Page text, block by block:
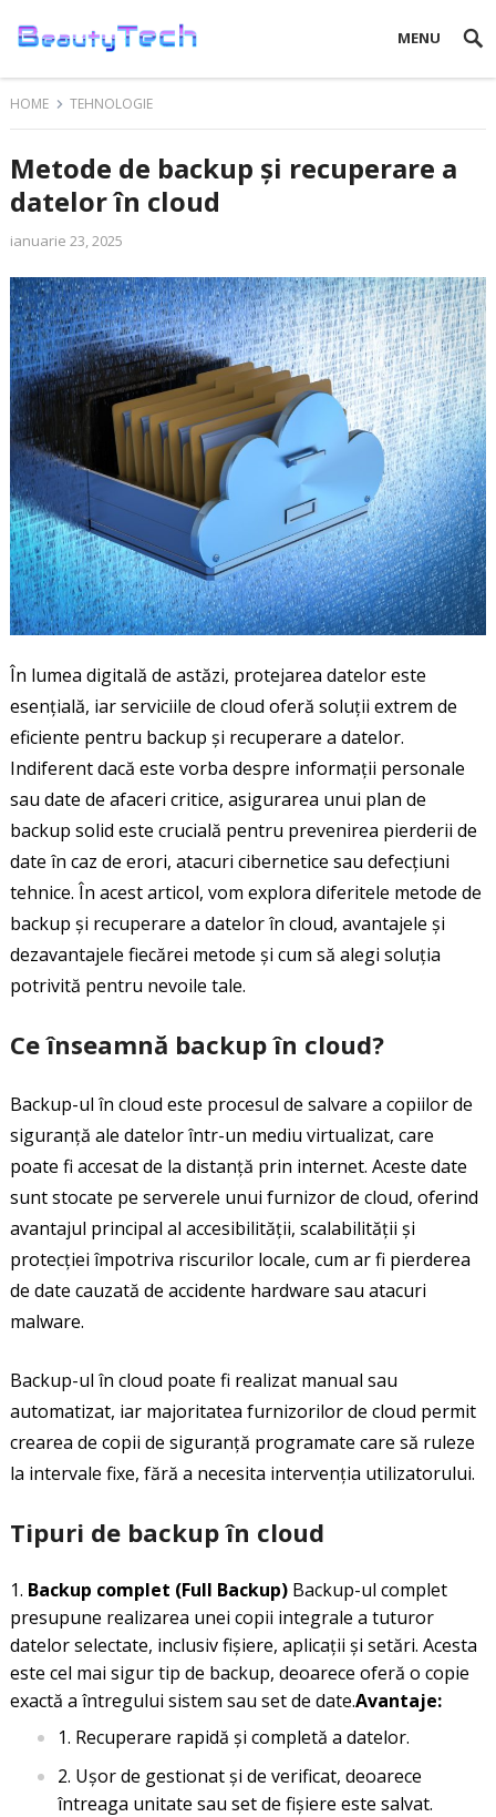
MENU
HOME TEHNOLOGIE
Metode de backup și recuperare a
datelor în cloud
ianuarie 23, 2025
În lumea digitală de astăzi, protejarea datelor este
esențială, iar serviciile de cloud oferă soluții extrem de
eficiente pentru backup și recuperare a datelor.
Indiferent dacă este vorba despre informații personale
sau date de afaceri critice, asigurarea unui plan de
backup solid este crucială pentru prevenirea pierderii de
date în caz de erori, atacuri cibernetice sau defecțiuni
tehnice. În acest articol, vom explora diferitele metode de
backup și recuperare a datelor în cloud, avantajele și
dezavantajele fiecărei metode și cum să alegi soluția
potrivită pentru nevoile tale.
Ce înseamnă backup în cloud?
Backup-ul în cloud este procesul de salvare a copiilor de
siguranță ale datelor într-un mediu virtualizat, care
poate fi accesat de la distanță prin internet. Aceste date
sunt stocate pe serverele unui furnizor de cloud, oferind
avantajul principal al accesibilității, scalabilității și
protecției împotriva riscurilor locale, cum ar fi pierderea
de date cauzată de accidente hardware sau atacuri
malware.
Backup-ul în cloud poate fi realizat manual sau
automatizat, iar majoritatea furnizorilor de cloud permit
crearea de copii de siguranță programate care să ruleze
la intervale fixe, fără a necesita intervenția utilizatorului.
Tipuri de backup în cloud
Backup complet (Full Backup)Backup-ul complet
presupune realizarea unei copii integrale a tuturor
datelor selectate, inclusiv fișiere, aplicații și setări. Acesta
este cel mai sigur tip de backup, deoarece oferă o copie
exactă a întregului sistem sau set de date.Avantaje:
Recuperare rapidă și completă a datelor.
Ușor de gestionat și de verificat, deoarece
întreaga unitate sau set de fișiere este salvat.